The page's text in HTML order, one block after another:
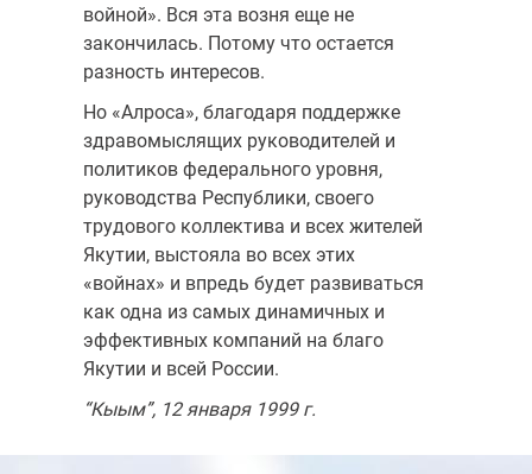
войной». Вся эта возня еще не
закончилась. Потому что остается
разность интересов.
Но «Алроса», благодаря поддержке
здравомыслящих руководителей и
политиков федерального уровня,
руководства Республики, своего
трудового коллектива и всех жителей
Якутии, выстояла во всех этих
«войнах» и впредь будет развиваться
как одна из самых динамичных и
эффективных компаний на благо
Якутии и всей России.
“Кыым”, 12 января 1999 г.